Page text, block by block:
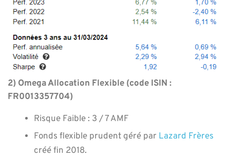
2) Omega Allocation Flexible (code ISIN :
FR0013357704)
Risque Faible : 3 / 7 AMF
Fonds flexible prudent géré par Lazard Frères
créé fin 2018.